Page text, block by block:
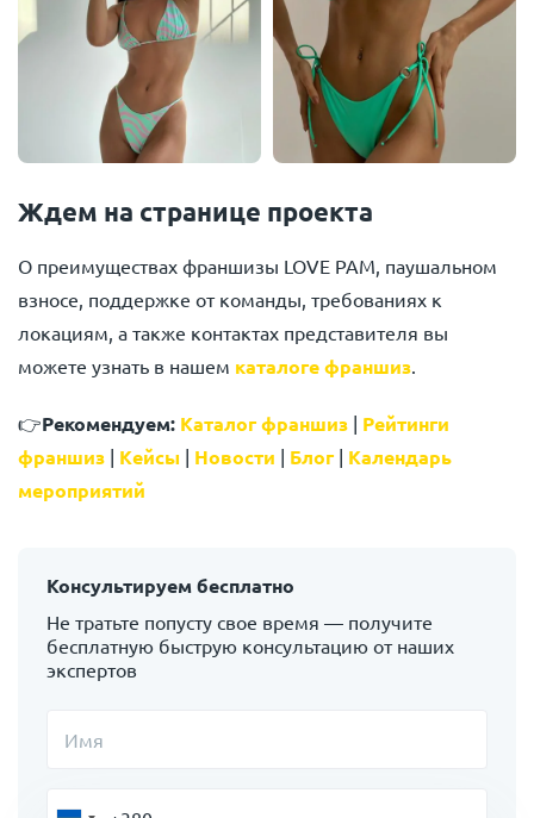
Ждем на странице проекта
О преимуществах франшизы LOVE PAM, паушальном
взносе, поддержке от команды, требованиях к
локациям, а также контактах представителя вы
можете узнать в нашем каталоге франшиз.
👉Рекомендуем: Каталог франшиз | Рейтинги
франшиз | Кейсы | Новости | Блог| Календарь
мероприятий
Консультируем бесплатно
Не тратьте попусту свое время — получите
бесплатную быструю консультацию от наших
экспертов
Имя